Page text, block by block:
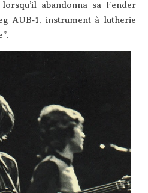
aban­don­na sa Fen­der
AUB‑1, ins­tru­ment à luthe­rie